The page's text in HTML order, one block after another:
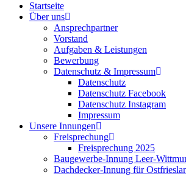
Startseite
Über uns
Ansprechpartner
Vorstand
Aufgaben & Leistungen
Bewerbung
Datenschutz & Impressum
Datenschutz
Datenschutz Facebook
Datenschutz Instagram
Impressum
Unsere Innungen
Freisprechung
Freisprechung 2025
Baugewerbe-Innung Leer-
Dachdecker-Innung für